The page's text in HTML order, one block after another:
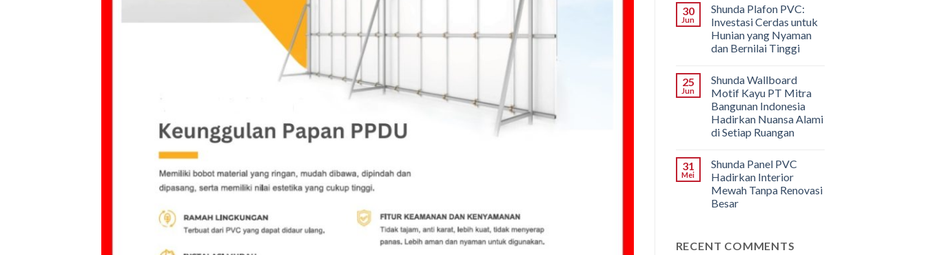
30
Jun
Shunda Plafon PVC:
Investasi Cerdas untuk
Hunian yang Nyaman
dan Bernilai Tinggi
25
Jun
Shunda Wallboard
Motif Kayu PT Mitra
Bangunan Indonesia
Hadirkan Nuansa Alami
di Setiap Ruangan
31
Mei
Shunda Panel PVC
Hadirkan Interior
Mewah Tanpa Renovasi
Besar
RECENT COMMENTS